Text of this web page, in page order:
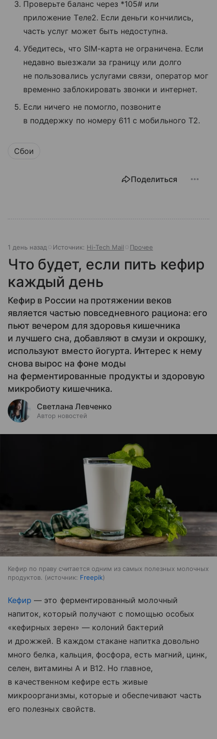
Проверьте баланс через *105# или
приложение Tеле2. Если деньги кончились,
часть услуг может быть недоступна.
Убедитесь, что SIM-карта не ограничена. Если
недавно выезжали за границу или долго
не пользовались услугами связи, оператор мог
временно заблокировать звонки и интернет.
Если ничего не помогло, позвоните
в поддержку по номеру 611 с мобильного T2.
Сбои
Поделиться
1 день назад Источник: Hi-Tech Mail Прочее
Что будет, если пить кефир
каждый день
Кефир в России на протяжении веков
является частью повседневного рациона: его
пьют вечером для здоровья кишечника
и лучшего сна, добавляют в смузи и окрошку,
используют вместо йогурта. Интерес к нему
снова вырос на фоне моды
на ферментированные продукты и здоровую
микробиоту кишечника.
Светлана Левченко
Автор новостей
Кефир по праву считается одним из самых полезных молочных
продуктов.
источник: Freepik
Кефир — это ферментированный молочный
напиток, который получают с помощью особых
«кефирных зерен» — колоний бактерий
и дрожжей. В каждом стакане напитка довольно
много белка, кальция, фосфора, есть магний, цинк,
селен, витамины A и B12. Но главное,
в качественном кефире есть живые
микроорганизмы, которые и обеспечивают часть
его полезных свойств.